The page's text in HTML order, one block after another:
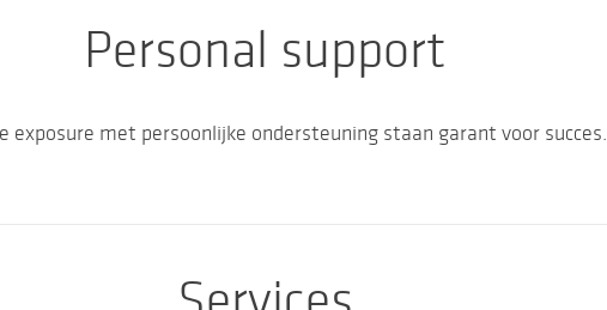
Personal support
exposure met persoonlijke ondersteuning staan garant voor succes.